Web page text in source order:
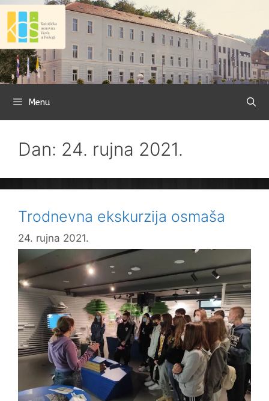
Preskoči
sadržaj
Menu
Dan: 24. rujna 2021.
Trodnevna ekskurzija osmaša
24. rujna 2021.